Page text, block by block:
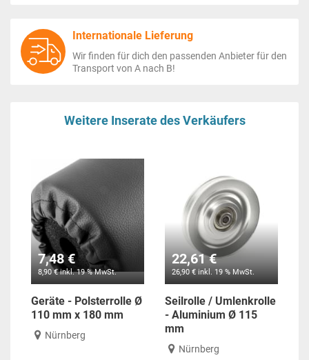
Internationale Lieferung
Wir finden für dich den passenden Anbieter für den
Transport von A nach B!
Weitere Inserate des Verkäufers
7,48 €
8,90 € inkl. 19 % MwSt.
Geräte - Polsterrolle Ø
110 mm x 180 mm
Nürnberg
22,61 €
26,90 € inkl. 19 % MwSt.
Seilrolle / Umlenkrolle
- Aluminium Ø 115
mm
Nürnberg